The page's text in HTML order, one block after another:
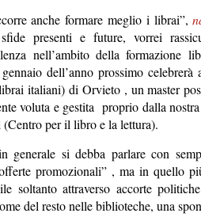
anche formare meglio i librai”,
presenti e future, vorrei
nell’ambito della formazione
dell’anno prossimo celebrerà
italiani) di Orvieto , un master
voluta e gestita proprio dalla
per il libro e la lettura).
si debba parlare con
promozionali” , ma in quello
soltanto attraverso accorte
del resto nelle biblioteche, una